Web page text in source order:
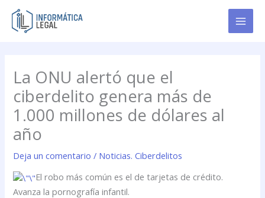
contenido
La ONU alertó que el
ciberdelito genera más de
1.000 millones de dólares al
año
Deja un comentario / Noticias. Ciberdelitos
El robo más común es el de tarjetas de crédito.
Avanza la pornografía infantil.